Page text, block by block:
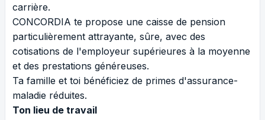
carrière.
CONCORDIA te propose une caisse de pension
particulièrement attrayante, sûre, avec des
cotisations de l'employeur supérieures à la moyenne
et des prestations généreuses.
Ta famille et toi bénéficiez de primes d'assurance-
maladie réduites.
Ton lieu de travail